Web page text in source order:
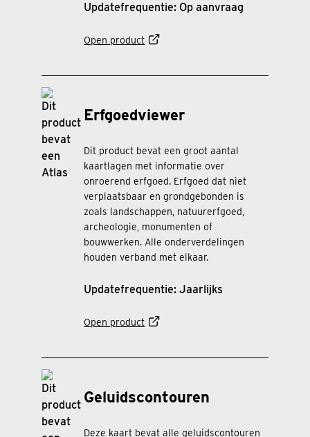
Updatefrequentie: Op aanvraag
Open product
Erfgoedviewer
Dit product bevat een groot aantal
kaartlagen met informatie over
onroerend erfgoed. Erfgoed dat niet
verplaatsbaar en grondgebonden is
zoals landschappen, natuurerfgoed,
archeologie, monumenten of
bouwwerken. Alle onderverdelingen
houden verband met elkaar.
Updatefrequentie: Jaarlijks
Open product
Geluidscontouren
Deze kaart bevat alle geluidscontouren